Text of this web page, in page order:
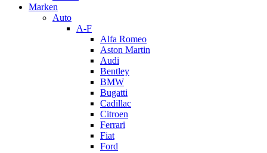
Marken
Auto
A-F
Alfa Romeo
Aston Martin
Audi
Bentley
BMW
Bugatti
Cadillac
Citroen
Ferrari
Fiat
Ford